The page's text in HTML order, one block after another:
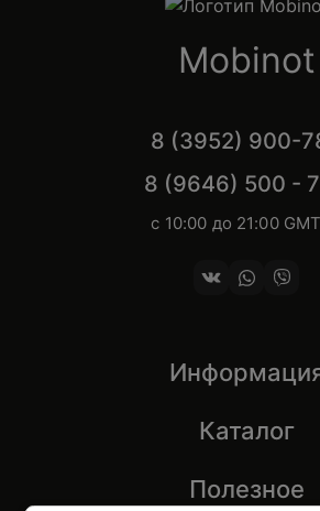
Mobinot
8 (3952) 900-
8 (9646) 500 -
с 10:00 до 21:00
Каталог
Полезное